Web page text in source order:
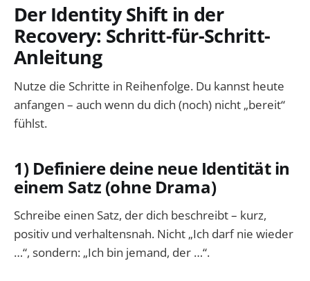
Der Identity Shift in der
Recovery: Schritt-für-Schritt-
Anleitung
Nutze die Schritte in Reihenfolge. Du kannst heute
anfangen – auch wenn du dich (noch) nicht „bereit“
fühlst.
1) Definiere deine neue Identität in
einem Satz (ohne Drama)
Schreibe einen Satz, der dich beschreibt – kurz,
positiv und verhaltensnah. Nicht „Ich darf nie wieder
…“, sondern: „Ich bin jemand, der …“.